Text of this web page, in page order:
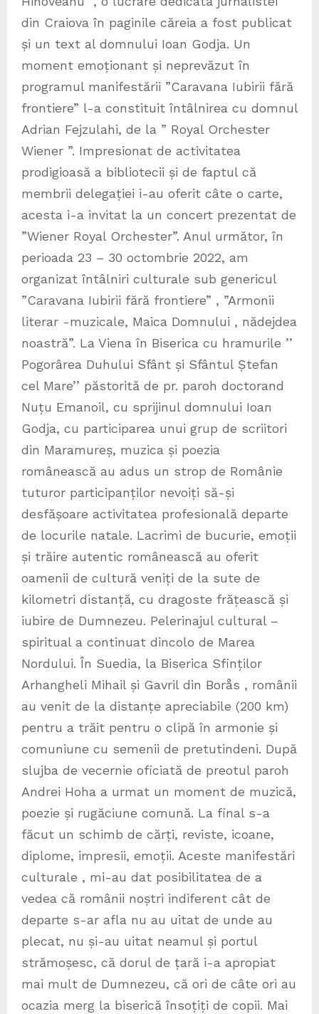
din Craiova în paginile căreia a fost publicat
și un text al domnului Ioan Godja. Un
moment emoționant și neprevăzut în
programul manifestării ”Caravana Iubirii fără
frontiere” l-a constituit întâlnirea cu domnul
Adrian Fejzulahi, de la ” Royal Orchester
Wiener ”. Impresionat de activitatea
prodigioasă a bibliotecii și de faptul că
membrii delegației i-au oferit câte o carte,
acesta i-a invitat la un concert prezentat de
”Wiener Royal Orchester”. Anul următor, în
perioada 23 – 30 octombrie 2022, am
organizat întâlniri culturale sub genericul
”Caravana Iubirii fără frontiere” , ”Armonii
literar -muzicale, Maica Domnului , nădejdea
noastră”. La Viena în Biserica cu hramurile ’’
Pogorârea Duhului Sfânt și Sfântul Ștefan
cel Mare’’ păstorită de pr. paroh doctorand
Nuțu Emanoil, cu sprijinul domnului Ioan
Godja, cu participarea unui grup de scriitori
din Maramureș, muzica și poezia
românească au adus un strop de Românie
tuturor participanților nevoiți să-și
desfășoare activitatea profesională departe
de locurile natale. Lacrimi de bucurie, emoții
și trăire autentic românească au oferit
oamenii de cultură veniți de la sute de
kilometri distanță, cu dragoste frățească și
iubire de Dumnezeu. Pelerinajul cultural –
spiritual a continuat dincolo de Marea
Nordului. În Suedia, la Biserica Sfinților
Arhangheli Mihail și Gavril din Borås , românii
au venit de la distanțe apreciabile (200 km)
pentru a trăit pentru o clipă în armonie și
comuniune cu semenii de pretutindeni. După
slujba de vecernie oficiată de preotul paroh
Andrei Hoha a urmat un moment de muzică,
poezie și rugăciune comună. La final s-a
făcut un schimb de cărți, reviste, icoane,
diplome, impresii, emoții. Aceste manifestări
culturale , mi-au dat posibilitatea de a
vedea că românii noștri indiferent cât de
departe s-ar afla nu au uitat de unde au
plecat, nu și-au uitat neamul și portul
strămoșesc, că dorul de țară i-a apropiat
mai mult de Dumnezeu, că ori de câte ori au
ocazia merg la biserică însoțiți de copii. Mai